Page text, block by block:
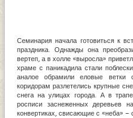
Семинария начала готовиться к
праздника. Однажды она
вертеп, а в холле «выросла»
храме с паникадила стали
аналое обрамили еловые
коридорам разлетелись крупные
снега на улицах города. А в
росписи заснеженных деревьев
конвертиках, свисающие с «неба» –